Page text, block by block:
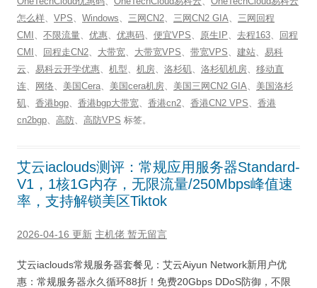
怎么样、 VPS、 Windows、 三网CN2、 三网CN2 GIA、 三网回程
CMI 、 不限流量、 优惠、 优惠码、 便宜VPS、 原生IP、 去程163、
回程
CMI 、 回程走CN2、 大带宽、 大带宽VPS、 带宽VPS、 建站、 易科
云、 易科云开学优惠、 机型、 机房、 洛杉矶、 洛杉矶机房、 移动直
连、 网络、 美国Cera、 美国cera机房、 美国三网CN2 GIA、 美国洛杉
矶、 香港bgp、 香港bgp大带宽、 香港cn2、 香港CN2 VPS、 香港
cn2bgp、 高防、 高防VPS 标签。
艾云iaclouds测评：常规应用服务器Standard-
V1，1核1G内存，无限流量/250Mbps峰值速
率，支持解锁美区Tiktok
2026-04-16 更新 主机佬 暂无留言
艾云iaclouds常规服务器套餐见：艾云Aiyun Network新用户优
惠：常规服务器永久循环88折！免费20Gbps DDoS防御，不限